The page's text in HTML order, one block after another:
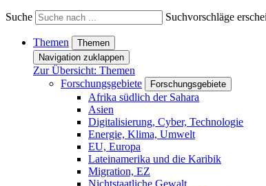
Suche Suchvorschläge
Themen
Themen
Navigation zuklappen
Zur Übersicht: Themen
Forschungsgebiete
Forschungsgebiete
Afrika südlich der Sahara
Asien
Digitalisierung, Cyber, Technologie
Energie, Klima, Umwelt
EU, Europa
Lateinamerika und die Karibik
Migration, EZ